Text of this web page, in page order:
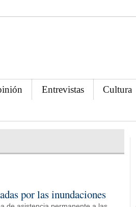
Entrevistas Cultura
por las inundaciones